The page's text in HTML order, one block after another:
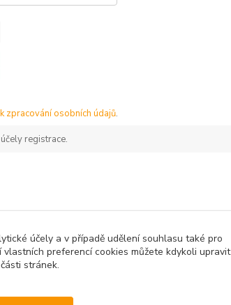
zpracování osobních údajů.
registrace.
účely a v případě udělení souhlasu také pro
preferencí cookies můžete kdykoli upravit
stránek.